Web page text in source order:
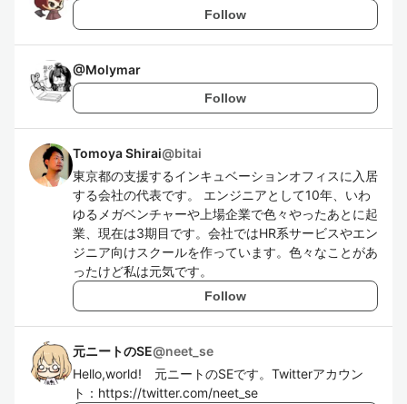
Follow
@Molymar
Follow
Tomoya Shirai@bitai
東京都の支援するインキュベーションオフィスに入居
する会社の代表です。 エンジニアとして10年、いわ
ゆるメガベンチャーや上場企業で色々やったあとに起
業、現在は3期目です。会社ではHR系サービスやエン
ジニア向けスクールを作っています。色々なことがあ
ったけど私は元気です。
Follow
元ニートのSE@neet_se
Hello,world! 元ニートのSEです。Twitterアカウン
ト：https://twitter.com/neet_se